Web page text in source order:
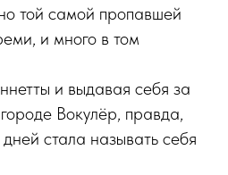
той самой пропавшей
и много в том
и выдавая себя за
Вокулёр, правда,
стала называть себя